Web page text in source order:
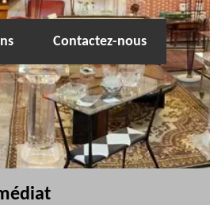
Contactez-nous